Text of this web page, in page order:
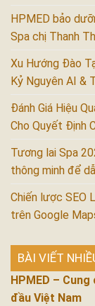
HPMED bảo
Spa chị Thanh
Xu Hướng Đào
Kỷ Nguyên AI &
Đánh Giá Hiệu
Cho Quyết Định
Tương lai Spa
thông minh để
Chiến lược SEO
trên Google
BÀI VIẾT
HPMED –
đầu Việt Nam